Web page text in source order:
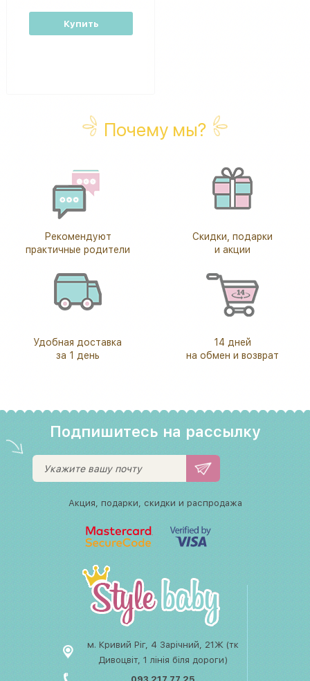
Купить
Почему мы?
Рекомендуют
практичные родители
Скидки, подарки
и акции
Удобная доставка
за 1 день
14 дней
на обмен и возврат
Подпишитесь на рассылку
Акция, подарки, скидки и распродажа
м. Кривий Ріг, 4 Зарічний, 21Ж (тк
Дивоцвіт, 1 лінія біля дороги)